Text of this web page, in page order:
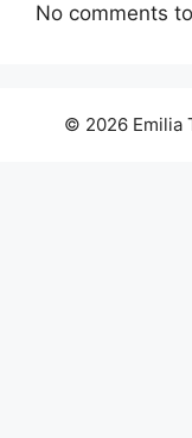
No comments
© 2026 Emilia